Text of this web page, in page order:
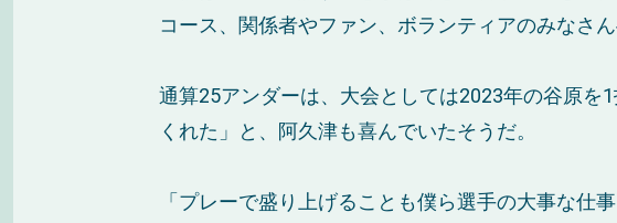
コース、関係者やファン、ボランティアのみなさ
通算25アンダーは、大会としては2023年の谷原を
くれた」と、阿久津も喜んでいたそうだ。
「プレーで盛り上げることも僕ら選手の大事な仕